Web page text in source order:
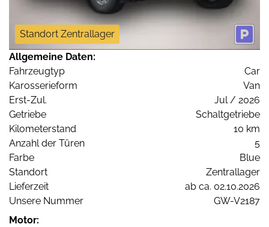
Standort Zentrallager
Allgemeine Daten:
Fahrzeugtyp
Car
Karosserieform
Van
Erst-Zul.
Jul / 2026
Getriebe
Schaltgetriebe
Kilometerstand
10 km
Anzahl der Türen
5
Farbe
Blue
Standort
Zentrallager
Lieferzeit
ab ca. 02.10.2026
Unsere Nummer
GW-V2187
Motor: